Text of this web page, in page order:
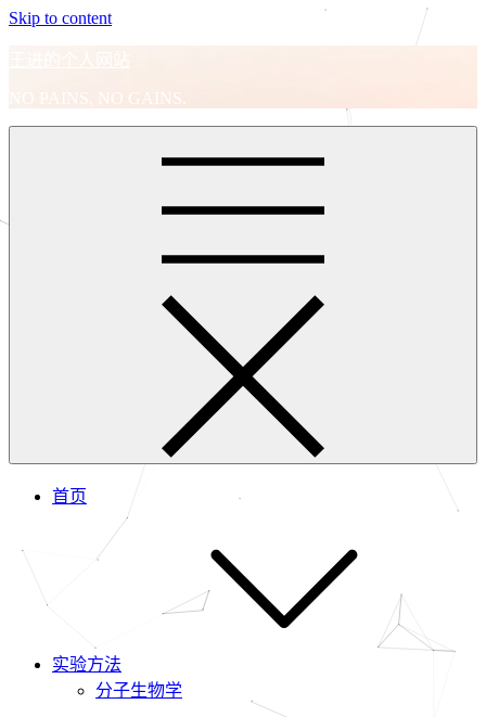
Skip to content
王进的个人网站
NO PAINS, NO GAINS.
首页
实验方法
分子生物学